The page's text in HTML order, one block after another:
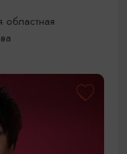
областная